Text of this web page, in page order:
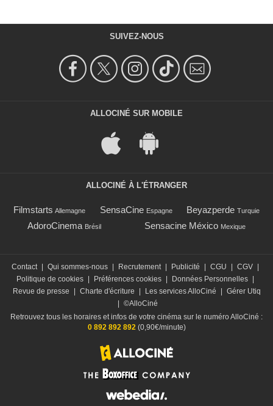
SUIVEZ-NOUS
ALLOCINÉ SUR MOBILE
ALLOCINÉ À L'ÉTRANGER
Filmstarts Allemagne SensaCine Espagne Beyazperde Turquie
AdoroCinema Brésil Sensacine México Mexique
Contact Qui sommes-nous Recrutement Publicité CGU CGV
Politique de cookies
Préférences cookies Données Personnelles
Revue de presse
Charte d'écriture Les services AlloCiné
Gérer Utiq
©AlloCiné
Retrouvez tous les horaires et infos de votre cinéma sur le numéro AlloCiné :
0 892 892 892(0,90€/minute)